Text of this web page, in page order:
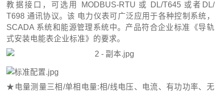
教据接口，可选用 MODBUS-RTU 或 DL/T645 或者DL/
T698 通讯协议。该 电力仪表可广泛应用于各种控制系统，
SCADA 系统和能源管理系统中。产品符合企业标准《导轨
式安装电能表企业标准》的要求。
★ 电量测量三相/单相电量:相/线电压、电流、有功功率、无